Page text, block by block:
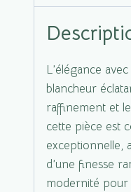
L’élégance
blancheur
raffinement et
cette pièce est
exceptionnelle,
d’une finesse
modernité pour